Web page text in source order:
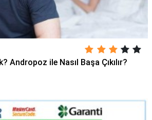
Andropoz ile Nasıl Başa Çıkılır?